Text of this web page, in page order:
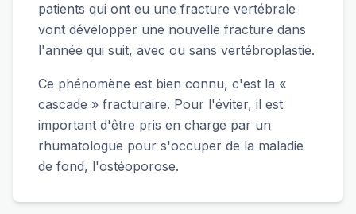
patients qui ont eu une fracture vertébrale
vont développer une nouvelle fracture dans
l'année qui suit, avec ou sans vertébroplastie.
Ce phénomène est bien connu, c'est la «
cascade » fracturaire. Pour l'éviter, il est
important d'être pris en charge par un
rhumatologue pour s'occuper de la maladie
de fond, l'ostéoporose.